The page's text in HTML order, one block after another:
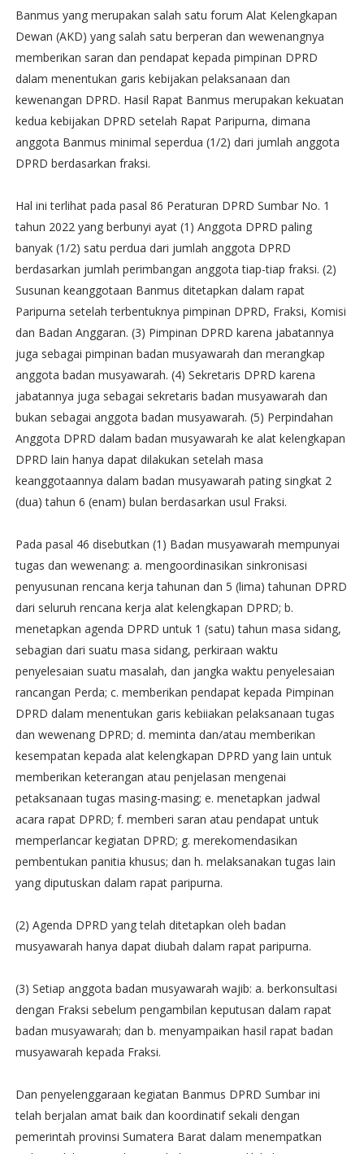
Banmus yang merupakan salah satu forum Alat Kelengkapan
Dewan (AKD) yang salah satu berperan dan wewenangnya
memberikan saran dan pendapat kepada pimpinan DPRD
dalam menentukan garis kebijakan pelaksanaan dan
kewenangan DPRD. Hasil Rapat Banmus merupakan kekuatan
kedua kebijakan DPRD setelah Rapat Paripurna, dimana
anggota Banmus minimal seperdua (1/2) dari jumlah anggota
DPRD berdasarkan fraksi.
Hal ini terlihat pada pasal 86 Peraturan DPRD Sumbar No. 1
tahun 2022 yang berbunyi ayat (1) Anggota DPRD paling
banyak (1/2) satu perdua dari jumlah anggota DPRD
berdasarkan jumlah perimbangan anggota tiap-tiap fraksi. (2)
Susunan keanggotaan Banmus ditetapkan dalam rapat
Paripurna setelah terbentuknya pimpinan DPRD, Fraksi, Komisi
dan Badan Anggaran. (3) Pimpinan DPRD karena jabatannya
juga sebagai pimpinan badan musyawarah dan merangkap
anggota badan musyawarah. (4) Sekretaris DPRD karena
jabatannya juga sebagai sekretaris badan musyawarah dan
bukan sebagai anggota badan musyawarah. (5) Perpindahan
Anggota DPRD dalam badan musyawarah ke alat kelengkapan
DPRD lain hanya dapat dilakukan setelah masa
keanggotaannya dalam badan musyawarah pating singkat 2
(dua) tahun 6 (enam) bulan berdasarkan usul Fraksi.
Pada pasal 46 disebutkan (1) Badan musyawarah mempunyai
tugas dan wewenang: a. mengoordinasikan sinkronisasi
penyusunan rencana kerja tahunan dan 5 (lima) tahunan DPRD
dari seluruh rencana kerja alat kelengkapan DPRD; b.
menetapkan agenda DPRD untuk 1 (satu) tahun masa sidang,
sebagian dari suatu masa sidang, perkiraan waktu
penyelesaian suatu masalah, dan jangka waktu penyelesaian
rancangan Perda; c. memberikan pendapat kepada Pimpinan
DPRD dalam menentukan garis kebiiakan pelaksanaan tugas
dan wewenang DPRD; d. meminta dan/atau memberikan
kesempatan kepada alat kelengkapan DPRD yang lain untuk
memberikan keterangan atau penjelasan mengenai
petaksanaan tugas masing-masing; e. menetapkan jadwal
acara rapat DPRD; f. memberi saran atau pendapat untuk
memperlancar kegiatan DPRD; g. merekomendasikan
pembentukan panitia khusus; dan h. melaksanakan tugas lain
yang diputuskan dalam rapat paripurna.
(2) Agenda DPRD yang telah ditetapkan oleh badan
musyawarah hanya dapat diubah dalam rapat paripurna.
(3) Setiap anggota badan musyawarah wajib: a. berkonsultasi
dengan Fraksi sebelum pengambilan keputusan dalam rapat
badan musyawarah; dan b. menyampaikan hasil rapat badan
musyawarah kepada Fraksi.
Dan penyelenggaraan kegiatan Banmus DPRD Sumbar ini
telah berjalan amat baik dan koordinatif sekali dengan
pemerintah provinsi Sumatera Barat dalam menempatkan